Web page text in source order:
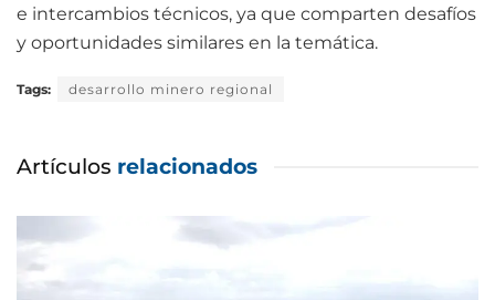
e intercambios técnicos, ya que comparten desafíos
y oportunidades similares en la temática.
Tags: desarrollo minero regional
Artículos relacionados